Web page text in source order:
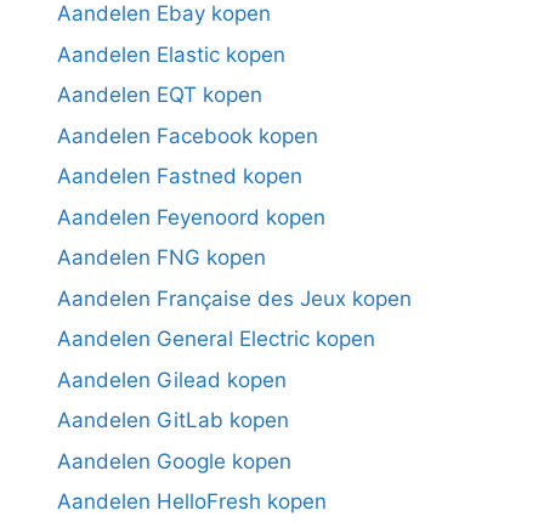
Aandelen Ebay kopen
Aandelen Elastic kopen
Aandelen EQT kopen
Aandelen Facebook kopen
Aandelen Fastned kopen
Aandelen Feyenoord kopen
Aandelen FNG kopen
Aandelen Française des Jeux kopen
Aandelen General Electric kopen
Aandelen Gilead kopen
Aandelen GitLab kopen
Aandelen Google kopen
Aandelen HelloFresh kopen